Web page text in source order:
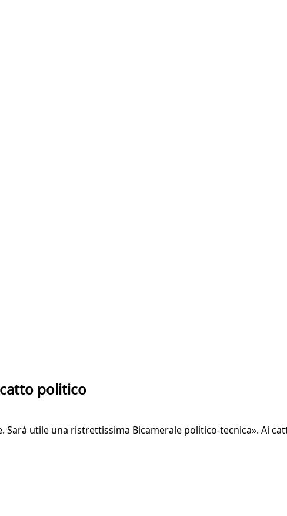
politico
utile una ristrettissima Bicamerale politico-tecnica». Ai